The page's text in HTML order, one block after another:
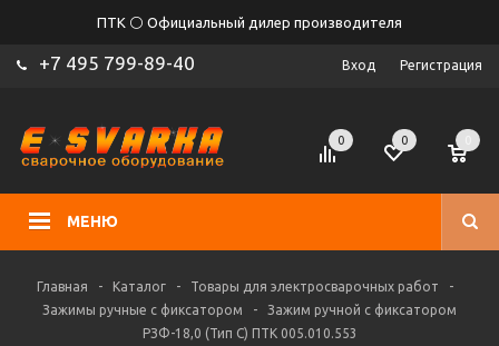
ПТК ⚪ Официальный дилер производителя
+7 495 799-89-40 Вход Регистрация
МЕНЮ
0 0
Главная - Каталог - Товары для электросварочных работ
-
Зажимы ручные с фиксатором
-
Зажим ручной с фиксатором
РЗФ-18,0 (Тип С) ПТК 005.010.553